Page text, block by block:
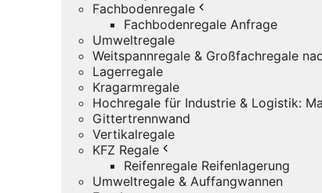
Fachbodenregale
Fachbodenregale Anfrage
Umweltregale
Weitspannregale & Großfachregale
Lagerregale
Kragarmregale
Hochregale für Industrie & Logistik:
Gittertrennwand
Vertikalregale
KFZ Regale
Reifenregale Reifenlagerung
Umweltregale & Auffangwannen